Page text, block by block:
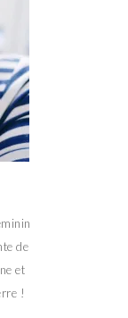
de
et
!